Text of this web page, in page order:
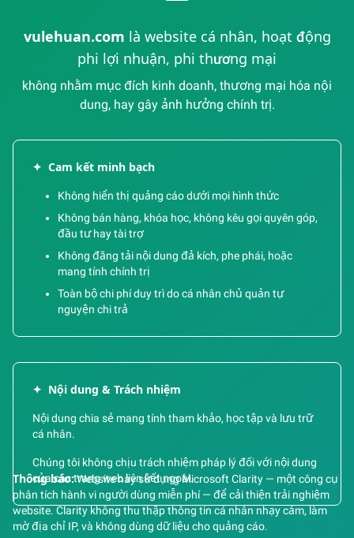
Thông báo:Website này sử dụng Microsoft Clarity — một công cụ
phân tích hành vi người dùng miễn phí — để cải thiện trải nghiệm
website. Clarity không thu thập thông tin cá nhân nhạy cảm, làm
mờ địa chỉ IP, và không dùng dữ liệu cho quảng cáo.
vulehuan.com là website cá nhân, hoạt động
phi lợi nhuận, phi thương mại
không nhằm mục đích kinh doanh, thương mại hóa nội
dung, hay gây ảnh hưởng chính trị.
✦ Cam kết minh bạch
Không hiển thị quảng cáo dưới mọi hình thức
Không bán hàng, khóa học, không kêu gọi quyên góp,
đầu tư hay tài trợ
Không đăng tải nội dung đả kích, phe phái, hoặc
mang tính chính trị
Toàn bộ chi phí duy trì do cá nhân chủ quản tự
nguyện chi trả
✦ Nội dung & Trách nhiệm
Nội dung chia sẻ mang tính tham khảo, học tập và lưu trữ
cá nhân.
Chúng tôi không chịu trách nhiệm pháp lý đối với nội dung
của các trang web liên kết ngoài.